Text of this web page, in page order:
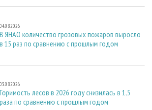
04.08.2026
В ЯНАО количество грозовых пожаров выросло
в 15 раз по сравнению с прошлым годом
03.08.2026
Горимость лесов в 2026 году снизилась в 1,5
раза по сравнению с прошлым годом